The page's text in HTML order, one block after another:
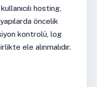
hosting,
öncelik
kontrolü, log
ele alınmalıdır.